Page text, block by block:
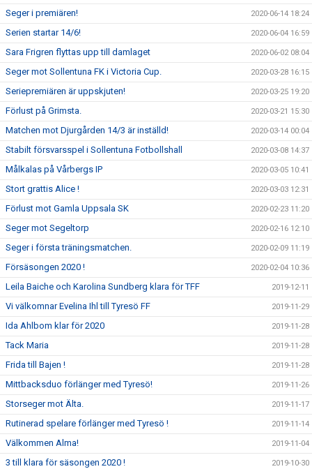
Seger i premiären! 2020-06-14 18:24
Serien startar 14/6! 2020-06-04 16:59
Sara Frigren flyttas upp till damlaget 2020-06-02 08:04
Seger mot Sollentuna FK i Victoria Cup. 2020-03-28 16:15
Seriepremiären är uppskjuten! 2020-03-25 19:20
Förlust på Grimsta. 2020-03-21 15:30
Matchen mot Djurgården 14/3 är inställd! 2020-03-14 00:04
Stabilt försvarsspel i Sollentuna Fotbollshall 2020-03-08 14:37
Målkalas på Vårbergs IP 2020-03-05 10:41
Stort grattis Alice ! 2020-03-03 12:31
Förlust mot Gamla Uppsala SK 2020-02-23 11:20
Seger mot Segeltorp 2020-02-16 12:10
Seger i första träningsmatchen. 2020-02-09 11:19
Försäsongen 2020 ! 2020-02-04 10:36
Leila Baiche och Karolina Sundberg klara för TFF 2019-12-11
Vi välkomnar Evelina Ihl till Tyresö FF 2019-11-29
Ida Ahlbom klar för 2020 2019-11-28
Tack Maria 2019-11-28
Frida till Bajen ! 2019-11-28
Mittbacksduo förlänger med Tyresö! 2019-11-26
Storseger mot Älta. 2019-11-17
Rutinerad spelare förlänger med Tyresö ! 2019-11-14
Välkommen Alma! 2019-11-04
3 till klara för säsongen 2020 ! 2019-10-30